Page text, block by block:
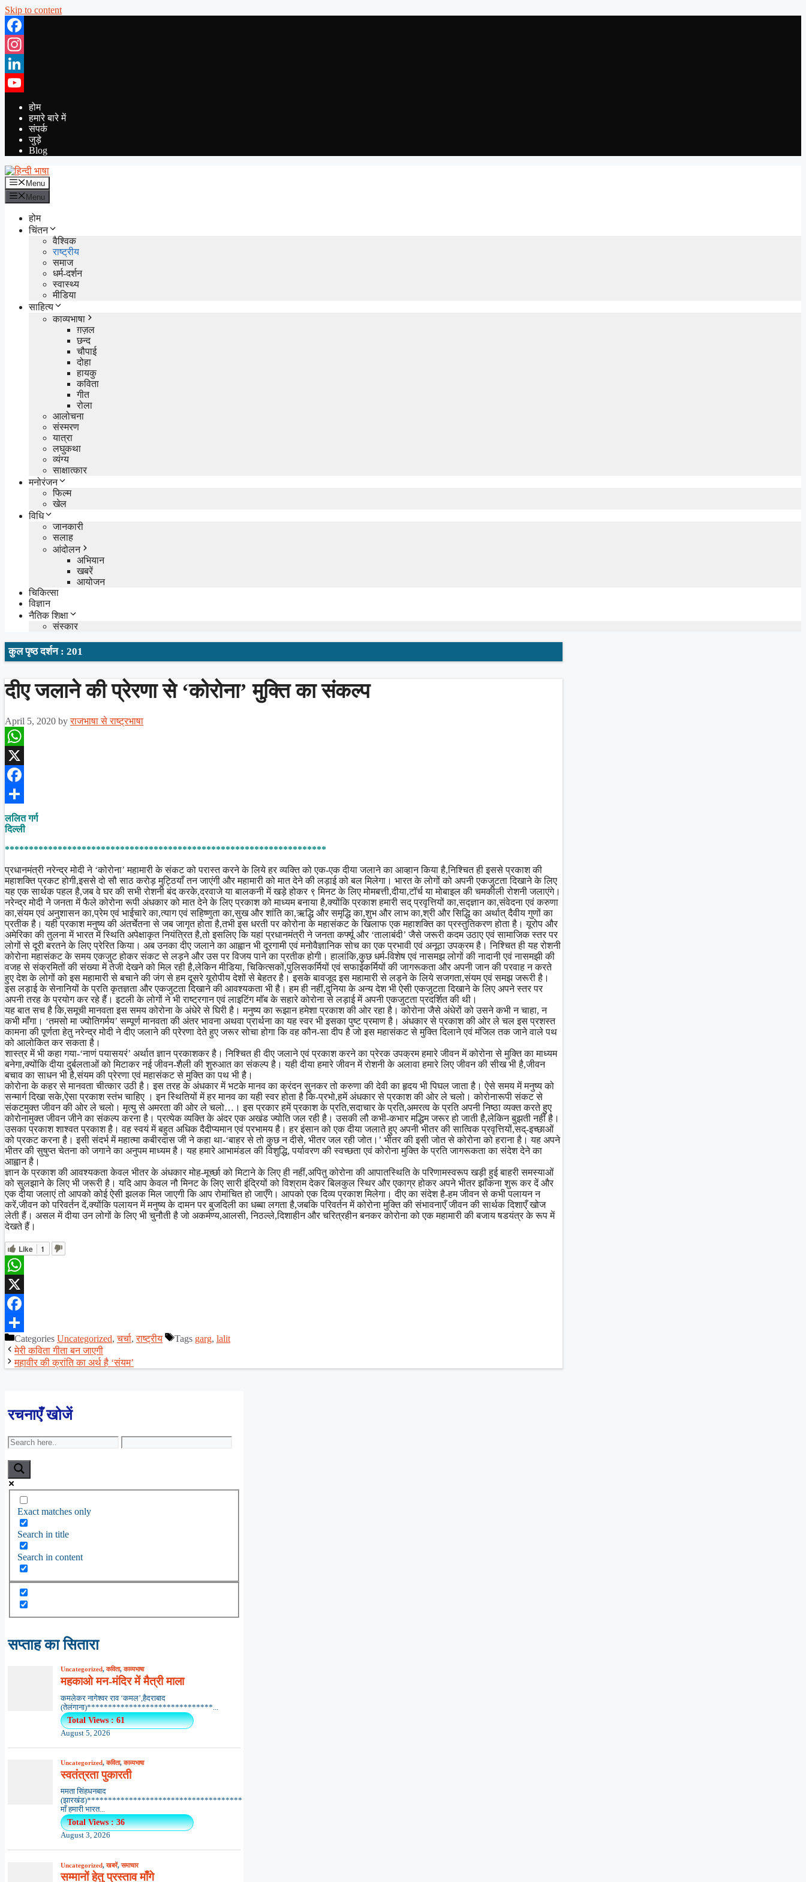
Skip to content
Facebook
Instagram
LinkedIn
YouTube
होम
हमारे बारे में
संपर्क
जुड़े
Blog
Menu
Menu
होम
चिंतन
वैश्विक
राष्ट्रीय
समाज
धर्म-दर्शन
स्वास्थ्य
मीडिया
साहित्य
काव्यभाषा
ग़ज़ल
छन्द
चौपाई
दोहा
हायकु
कविता
गीत
रोला
आलोचना
संस्मरण
यात्रा
लघुकथा
व्यंग्य
साक्षात्कार
मनोरंजन
फिल्म
खेल
विधि
जानकारी
सलाह
आंदोलन
अभियान
खबरें
आयोजन
चिकित्सा
विज्ञान
नैतिक शिक्षा
संस्कार
कुल पृष्ठ दर्शन : 201
दीए जलाने की प्रेरणा से ‘कोरोना’ मुक्ति का संकल्प
April 5, 2020 byराजभाषा से राष्ट्रभाषा
WhatsApp
X
Facebook
Share
ललित गर्ग
दिल्ली
*******************************************************************
प्रधानमंत्री नरेन्द्र मोदी ने ‘कोरोना’ महामारी के संकट को परास्त करने के लिये हर व्यक्ति को एक-एक दीया जलाने का आव्हान किया है,निश्चित ही इससे प्रकाश की
महाशक्ति प्रकट होगी,इससे दो सौ साठ करोड़ मुट्ठियाँ तन जाएंगी और महामारी को मात देने की लड़ाई को बल मिलेगा। भारत के लोगों को अपनी एकजुटता दिखाने के लिए
यह एक सार्थक पहल है,जब वे घर की सभी रोशनी बंद करके,दरवाजे या बालकनी में खड़े होकर ९ मिनट के लिए मोमबत्ती,दीया,टॉर्च या मोबाइल की चमकीली रोशनी जलाएंगे।
नरेन्द्र मोदी नेे जनता में फैले कोरोना रूपी अंधकार को मात देने के लिए प्रकाश को माध्यम बनाया है,क्योंकि प्रकाश हमारी सद् प्रवृत्तियों का,सद्ज्ञान का,संवेदना एवं करुणा
का,संयम एवं अनुशासन का,प्रेम एवं भाईचारे का,त्याग एवं सहिष्णुता का,सुख और शांति का,ऋद्धि और समृद्धि का,शुभ और लाभ का,श्री और सिद्धि का अर्थात् दैवीय गुणों का
प्रतीक है। यही प्रकाश मनुष्य की अंतर्चेतना से जब जागृत होता है,तभी इस धरती पर कोरोना के महासंकट के खिलाफ एक महाशक्ति का प्रस्तुतिकरण होता है। यूरोप और
अमेरिका की तुलना में भारत में स्थिति अपेक्षाकृत नियंत्रित है,तो इसलिए कि यहां प्रधानमंत्री ने जनता कर्फ्यू और ‘तालाबंदी’ जैसे जरूरी कदम उठाए एवं सामाजिक स्तर पर
लोगों से दूरी बरतने के लिए प्रेरित किया। अब उनका दीए जलाने का आह्वान भी दूरगामी एवं मनोवैज्ञानिक सोच का एक प्रभावी एवं अनूठा उपक्रम है। निश्चित ही यह रोशनी
कोरोना महासंकट के समय एकजुट होकर संकट से लड़ने और उस पर विजय पाने का प्रतीक होगी। हालांकि,कुछ धर्म-विशेष एवं नासमझ लोगों की नादानी एवं नासमझी की
वजह से संक्रमितों की संख्या में तेजी देखने को मिल रही है,लेकिन मीडिया, चिकित्सकों,पुलिसकर्मियों एवं सफाईकर्मियों की जागरूकता और अपनी जान की परवाह न करते
हुए देश के लोगों को इस महामारी से बचाने की जंग से हम दूसरे यूरोपीय देशों से बेहतर है। इसके बावजूद इस महामारी से लड़ने के लिये सजगता,संयम एवं समझ जरूरी है।
इस लड़ाई के सेनानियों के प्रति कृतज्ञता और एकजुटता दिखाने की आवश्यकता भी है। हम ही नहीं,दुनिया के अन्य देश भी ऐसी एकजुटता दिखाने के लिए अपने स्तर पर
अपनी तरह के प्रयोग कर रहे हैं। इटली के लोगों ने भी राष्ट्रगान एवं लाइटिंग माॅब के सहारे कोरोना से लड़ाई में अपनी एकजुटता प्रदर्शित की थी।
यह बात सच है कि,समूची मानवता इस समय कोरोना के अंधेरे से घिरी है। मनुष्य का रूझान हमेशा प्रकाश की ओर रहा है। कोरोना जैसे अंधेरों को उसने कभी न चाहा, न
कभी माँगा। ‘तमसो मा ज्योतिगर्मय’ सम्पूर्ण मानवता की अंतर भावना अथवा प्रार्थना का यह स्वर भी इसका पुष्ट प्रमाण है। अंधकार से प्रकाश की ओर ले चल इस प्रशस्त
कामना की पूर्णता हेतु नरेन्द्र मोदी ने दीए जलाने की प्रेरणा देते हुए जरूर सोचा होगा कि वह कौन-सा दीप है जो इस महासंकट से मुक्ति दिलाने एवं मंजिल तक जाने वाले पथ
को आलोकित कर सकता है।
शास्त्र में भी कहा गया-‘नाणं पयासयरं’ अर्थात ज्ञान प्रकाशकर है। निश्चित ही दीए जलाने एवं प्रकाश करने का प्रेरक उपक्रम हमारे जीवन में कोरोना से मुक्ति का माध्यम
बनेगा,क्योंकि दीया दुर्बलताओं को मिटाकर नई जीवन-शैली की शुरुआत का संकल्प है। यही दीया हमारे जीवन में रोशनी के अलावा हमारे लिए जीवन की सीख भी है,जीवन
बचाव का साधन भी है,संयम की प्रेरणा एवं महासंकट से मुक्ति का पथ भी है।
कोरोना के कहर से मानवता चीत्कार उठी है। इस तरह के अंधकार में भटके मानव का क्रंदन सुनकर तो करुणा की देवी का हृदय भी पिघल जाता है। ऐसे समय में मनुष्य को
सन्मार्ग दिखा सके,ऐसा प्रकाश स्तंभ चाहिए । इन स्थितियों में हर मानव का यही स्वर होता है कि-प्रभो,हमें अंधकार से प्रकाश की ओर ले चलो। कोरोनारूपी संकट से
संकटमुक्त जीवन की ओर ले चलो। मृत्यु से अमरता की ओर ले चलो…। इस प्रकार हमें प्रकाश के प्रति,सदाचार के प्रति,अमरत्व के प्रति अपनी निष्ठा व्यक्त करते हुए
कोरोनामुक्त जीवन जीने का संकल्प करना है। प्रत्येक व्यक्ति के अंदर एक अखंड ज्योति जल रही है। उसकी लौ कभी-कभार मद्धिम जरूर हो जाती है,लेकिन बुझती नहीं है।
उसका प्रकाश शाश्वत प्रकाश है। वह स्वयं में बहुत अधिक दैदीप्यमान एवं प्रभामय है। हर इंसान को एक दीया जलाते हुए अपनी भीतर की सात्विक प्रवृत्तियों,सद्-इच्छाओं
को प्रकट करना है। इसी संदर्भ में महात्मा कबीरदास जी ने कहा था-‘बाहर से तो कुछ न दीसे, भीतर जल रही जोत।’ भीतर की इसी जोत से कोरोना को हराना है। यह अपने
भीतर की सुषुप्त चेतना को जगाने का अनुपम माध्यम है। यह हमारे आभामंडल की विशुद्धि, पर्यावरण की स्वच्छता एवं कोरोना मुक्ति के प्रति जागरूकता का संदेश देने का
आह्वान है।
ज्ञान के प्रकाश की आवश्यकता केवल भीतर के अंधकार मोह-मूर्च्छा को मिटाने के लिए ही नहीं,अपितु कोरोना की आपातस्थिति के परिणामस्वरूप खड़ी हुई बाहरी समस्याओं
को सुलझाने के लिए भी जरूरी है। यदि आप केवल नौ मिनट के लिए सारी इंद्रियों को विश्राम देकर बिलकुल स्थिर और एकाग्र होकर अपने भीतर झाँकना शुरू कर दें और
एक दीया जलाएं तो आपको कोई ऐसी झलक मिल जाएगी कि आप रोमांचित हो जाएँगे। आपको एक दिव्य प्रकाश मिलेगा। दीए का संदेश है-हम जीवन से कभी पलायन न
करें,जीवन को परिवर्तन दें,क्योंकि पलायन में मनुष्य के दामन पर बुजदिली का धब्बा लगता है,जबकि परिवर्तन में कोरोना मुक्ति की संभावनाएँ जीवन की सार्थक दिशाएँ खोज
लेती हैं। असल में दीया उन लोगों के लिए भी चुनौती है जो अकर्मण्य,आलसी, निठल्ले,दिशाहीन और चरित्रहीन बनकर कोरोना को एक महामारी की बजाय षडयंत्र के रूप में
देखते हैं।
Like 1
WhatsApp
X
Facebook
ShareCategories Uncategorized,चर्चा,राष्ट्रीय Tags garg, lalit
मेरी कविता गीता बन जाएगी
महावीर की क्रांति का अर्थ है ‘संयम’
रचनाएँ खोजें
Exact matches only
Search in title
Search in content
सप्ताह का सितारा
Uncategorized,कविता,काव्यभाषा
महकाओ मन-मंदिर में मैत्री माला
कमलेकर नागेश्वर राव ‘कमल’,हैदराबाद
(तेलंगाना)******************************...
Total Views : 61
August 5, 2026
Uncategorized,कविता,काव्यभाषा
स्वतंत्रता पुकारती
ममता सिंहधनबाद
(झारखंड)*************************************
माँ हमारी भारत...
Total Views : 36
August 3, 2026
Uncategorized,खबरें,समाचार
सम्मानों हेतु प्रस्ताव माँगे